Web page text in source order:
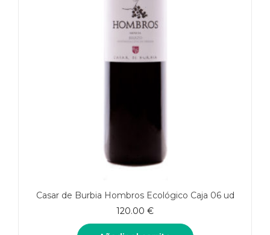
Casar de Burbia Hombros Ecológico Caja 06 ud
120.00 €